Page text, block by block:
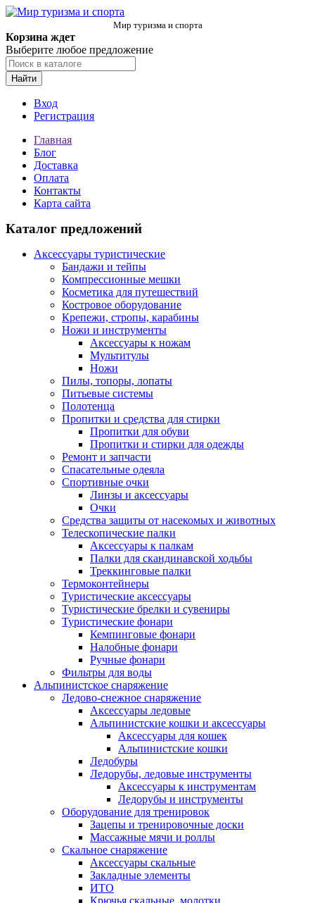
Мир туризма и спорта
Корзина ждет
Выберите любое предложение
Найти
Вход
Регистрация
Главная
Блог
Доставка
Оплата
Контакты
Карта сайта
Каталог предложений
Аксессуары туристические
Бандажи и тейпы
Компрессионные мешки
Косметика для путешествий
Костровое оборудование
Крепежи, стропы, карабины
Ножи и инструменты
Аксессуары к ножам
Мультитулы
Ножи
Пилы, топоры, лопаты
Питьевые системы
Полотенца
Пропитки и средства для стирки
Пропитки для обуви
Пропитки и стирки для одежды
Ремонт и запчасти
Спасательные одеяла
Спортивные очки
Линзы и аксессуары
Очки
Средства защиты от насекомых и животных
Телескопические палки
Аксессуары к палкам
Палки для скандинавской ходьбы
Треккинговые палки
Термоконтейнеры
Туристические аксессуары
Туристические брелки и сувениры
Туристические фонари
Кемпинговые фонари
Налобные фонари
Ручные фонари
Фильтры для воды
Альпинистское снаряжение
Ледово-снежное снаряжение
Аксессуары ледовые
Альпинистские кошки и аксессуары
Аксессуары для кошек
Альпинистские кошки
Ледобуры
Ледорубы, ледовые инструменты
Аксессуары к инструментам
Ледорубы и инструменты
Оборудование для тренировок
Зацепы и тренировочные доски
Массажные мячи и роллы
Скальное снаряжение
Аксессуары скальные
Закладные элементы
ИТО
Крючья скальные, молотки